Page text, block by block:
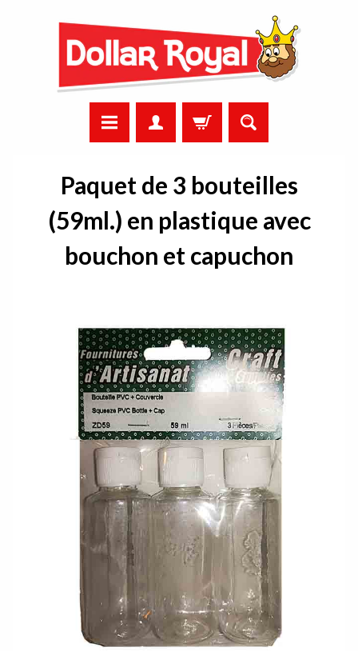
Paquet de 3 bouteilles
(59ml.) en plastique avec
bouchon et capuchon